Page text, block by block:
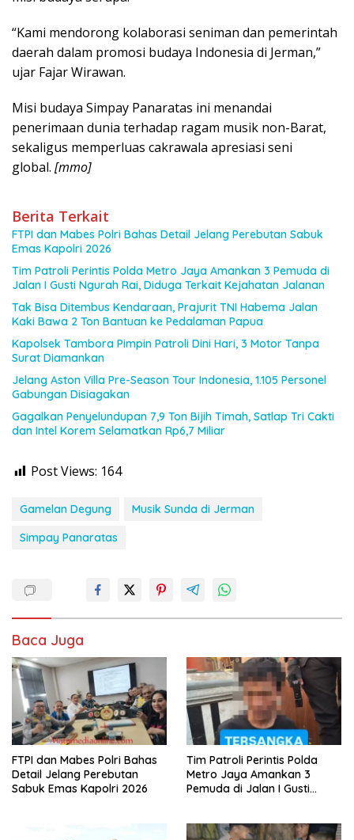
“Kami mendorong kolaborasi seniman dan pemerintah
daerah dalam promosi budaya Indonesia di Jerman,”
ujar Fajar Wirawan.
Misi budaya Simpay Panaratas ini menandai
penerimaan dunia terhadap ragam musik non-Barat,
sekaligus memperluas cakrawala apresiasi seni
global. [mmo]
Berita Terkait
FTPI dan Mabes Polri Bahas Detail Jelang Perebutan Sabuk
Emas Kapolri 2026
Tim Patroli Perintis Polda Metro Jaya Amankan 3 Pemuda di
Jalan I Gusti Ngurah Rai, Diduga Terkait Kejahatan Jalanan
Tak Bisa Ditembus Kendaraan, Prajurit TNI Habema Jalan
Kaki Bawa 2 Ton Bantuan ke Pedalaman Papua
Kapolsek Tambora Pimpin Patroli Dini Hari, 3 Motor Tanpa
Surat Diamankan
Jelang Aston Villa Pre-Season Tour Indonesia, 1.105 Personel
Gabungan Disiagakan
Gagalkan Penyelundupan 7,9 Ton Bijih Timah, Satlap Tri Cakti
dan Intel Korem Selamatkan Rp6,7 Miliar
Post Views: 164
Gamelan Degung
Musik Sunda di Jerman
Simpay Panaratas
Baca Juga
FTPI dan Mabes Polri Bahas
Detail Jelang Perebutan
Sabuk Emas Kapolri 2026
Tim Patroli Perintis Polda
Metro Jaya Amankan 3
Pemuda di Jalan I Gusti